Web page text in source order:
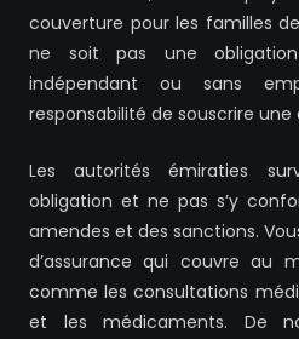
couverture pour les familles
ne soit pas une
indépendant ou sans
responsabilité de souscrire
Les autorités émiraties
obligation et ne pas s’y
amendes et des sanctions.
d’assurance qui couvre au
comme les consultations
et les médicaments. De